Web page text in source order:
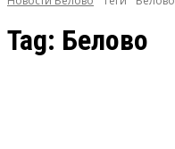
Tag: Белово